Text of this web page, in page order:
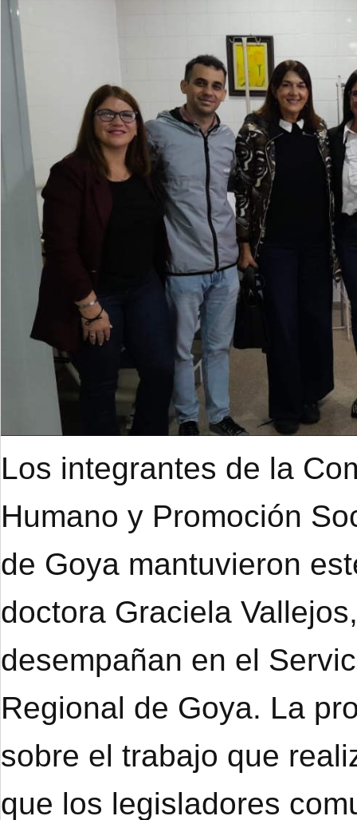
Los integrantes de la
Humano y Promoción
de Goya mantuvieron
doctora Graciela
desempañan en el
Regional de Goya. La
sobre el trabajo que
que los legisladores